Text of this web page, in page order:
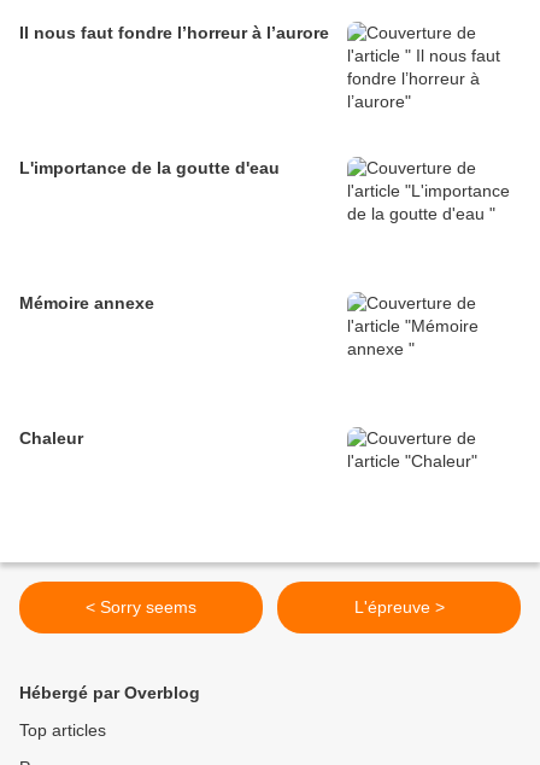
Il nous faut fondre l’horreur à l’aurore
L'importance de la goutte d'eau
Mémoire annexe
Chaleur
< Sorry seems L'épreuve >
Hébergé par Overblog
Top articles